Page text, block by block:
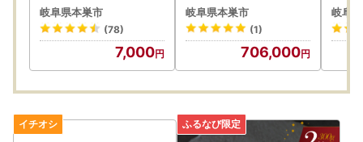
岐阜県本巣市
(78)
7,000
W8031 SW8080 SW8
092 [1320]【 2023年
グッドデザイン賞 】 シ
ンプル ダイニング テー
ブル 学習 仕事 自由 組み
karimoku 家具 国産 木
製 [mt922]
岐阜県本巣市
(1)
706,000
トキ
d-PR
岐阜